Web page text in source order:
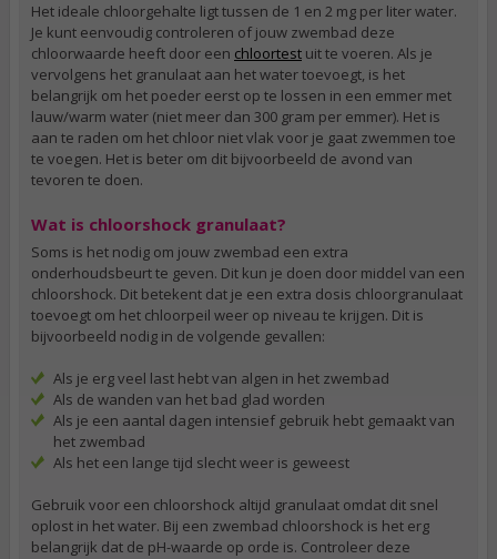
Het ideale chloorgehalte ligt tussen de 1 en 2 mg per liter water.
Je kunt eenvoudig controleren of jouw zwembad deze
chloorwaarde heeft door een chloortest uit te voeren. Als je
vervolgens het granulaat aan het water toevoegt, is het
belangrijk om het poeder eerst op te lossen in een emmer met
lauw/warm water (niet meer dan 300 gram per emmer). Het is
aan te raden om het chloor niet vlak voor je gaat zwemmen toe
te voegen. Het is beter om dit bijvoorbeeld de avond van
tevoren te doen.
Wat is chloorshock granulaat?
Soms is het nodig om jouw zwembad een extra
onderhoudsbeurt te geven. Dit kun je doen door middel van een
chloorshock. Dit betekent dat je een extra dosis chloorgranulaat
toevoegt om het chloorpeil weer op niveau te krijgen. Dit is
bijvoorbeeld nodig in de volgende gevallen:
Als je erg veel last hebt van algen in het zwembad
Als de wanden van het bad glad worden
Als je een aantal dagen intensief gebruik hebt gemaakt van
het zwembad
Als het een lange tijd slecht weer is geweest
Gebruik voor een chloorshock altijd granulaat omdat dit snel
oplost in het water. Bij een zwembad chloorshock is het erg
belangrijk dat de pH-waarde op orde is. Controleer deze